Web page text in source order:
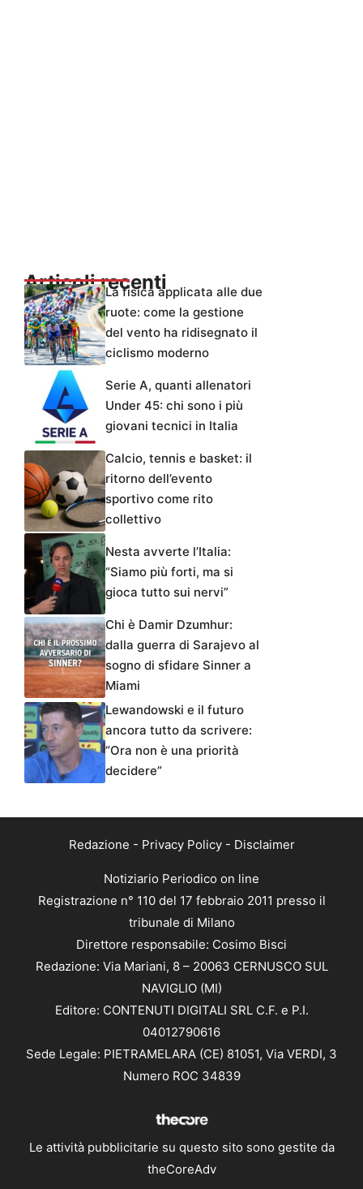
Articoli recentiLa fisica applicata alle due
ruote: come la gestione
del vento ha ridisegnato il
ciclismo moderno
Serie A, quanti allenatori
Under 45: chi sono i più
giovani tecnici in Italia
Calcio, tennis e basket: il
ritorno dell’evento
sportivo come rito
collettivo
Nesta avverte l’Italia:
“Siamo più forti, ma si
gioca tutto sui nervi”
Chi è Damir Dzumhur:
dalla guerra di Sarajevo al
sogno di sfidare Sinner a
Miami
Lewandowski e il futuro
ancora tutto da scrivere:
“Ora non è una priorità
decidere”
Redazione - Privacy Policy- Disclaimer
Notiziario Periodico on line
Registrazione n° 110 del 17 febbraio 2011 presso il
tribunale di Milano
Direttore responsabile: Cosimo Bisci
Redazione: Via Mariani, 8 – 20063 CERNUSCO SUL
NAVIGLIO (MI)
Editore: CONTENUTI DIGITALI SRL C.F. e P.I.
04012790616
Sede Legale: PIETRAMELARA (CE) 81051, Via VERDI, 3
Numero ROC 34839
Le attività pubblicitarie su questo sito sono gestite da
theCoreAdv